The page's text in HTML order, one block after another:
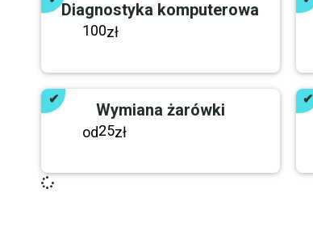
Diagnostyka komputerowa
100zł
Wymiana żarówki
od25zł